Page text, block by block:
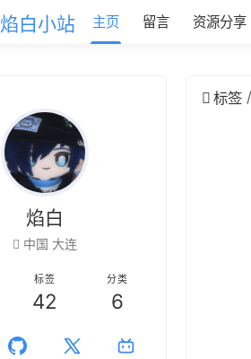
主页 留言 资源分享
标签
焰白
中国 大连
标签
42
分类
6